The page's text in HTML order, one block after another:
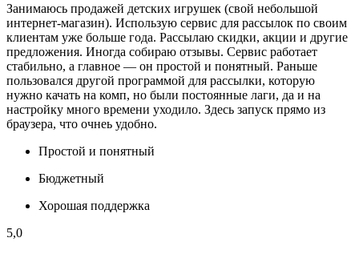
Занимаюсь продажей детских игрушек (свой небольшой
интернет-магазин). Использую сервис для рассылок по своим
клиентам уже больше года. Рассылаю скидки, акции и другие
предложения. Иногда собираю отзывы. Сервис работает
стабильно, а главное — он простой и понятный. Раньше
пользовался другой программой для рассылки, которую
нужно качать на комп, но были постоянные лаги, да и на
настройку много времени уходило. Здесь запуск прямо из
браузера, что очнеь удобно.
Простой и понятный
Бюджетный
Хорошая поддержка
5,0